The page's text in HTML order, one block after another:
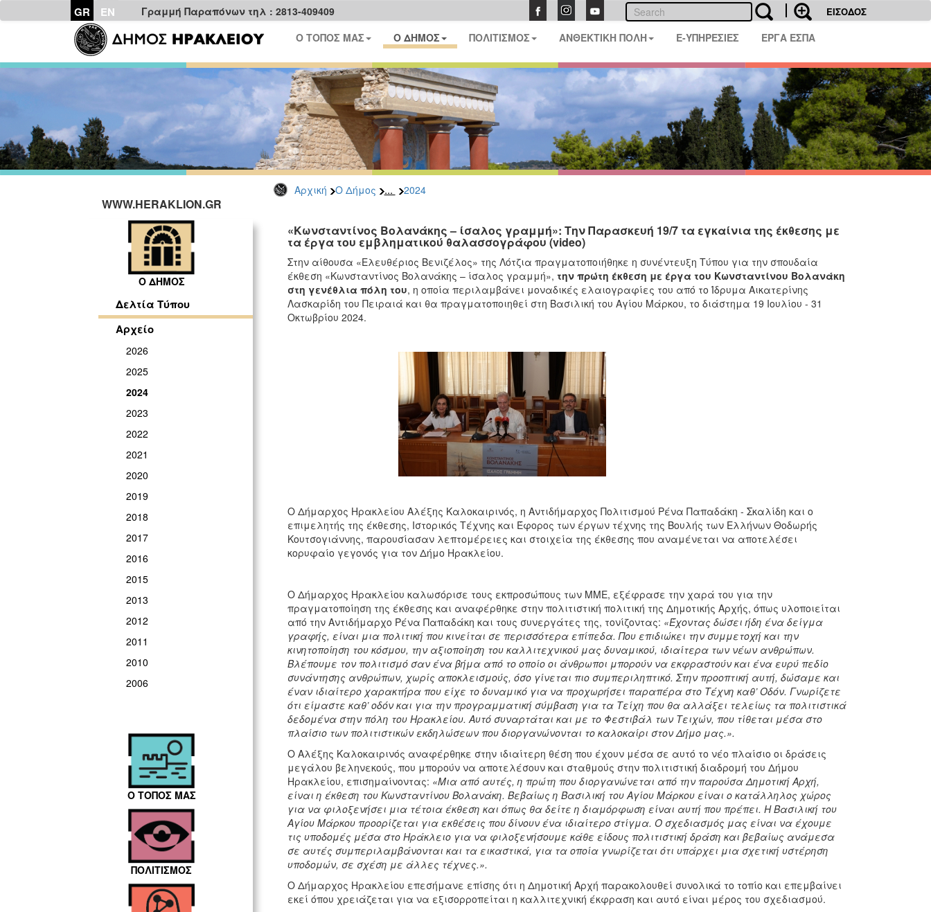
GR EN Γραμμή Παραπόνων τηλ : 2813-409409 ΕΙΣΟΔΟΣ
Ο ΤΟΠΟΣ ΜΑΣ Ο ΔΗΜΟΣ ΠΟΛΙΤΙΣΜΟΣ ΑΝΘΕΚΤΙΚΗ ΠΟΛΗ E-ΥΠΗΡΕΣΙΕΣ ΕΡΓΑ ΕΣΠΑ
Αρχική Ο Δήμος ... 2024
WWW.HERAKLION.GR
Ο ΔΗΜΟΣ
Δελτία Τύπου
Αρχείο
2026
2025
2024
2023
2022
2021
2020
2019
2018
2017
2016
2015
2013
2012
2011
2010
2006
Ο ΤΟΠΟΣ ΜΑΣ
ΠΟΛΙΤΙΣΜΟΣ
«Κωνσταντίνος Βολανάκης – ίσαλος γραμμή»: Την Παρασκευή 19/7 τα εγκαίνια της έκθεσης με
τα έργα του εμβληματικού θαλασσογράφου (video)
Στην αίθουσα «Ελευθέριος Βενιζέλος» της Λότζια πραγματοποιήθηκε η συνέντευξη Τύπου για την σπουδαία
έκθεση «Κωνσταντίνος Βολανάκης – ίσαλος γραμμή», την πρώτη έκθεση με έργα του Κωνσταντίνου Βολανάκη
στη γενέθλια πόλη του, η οποία περιλαμβάνει μοναδικές ελαιογραφίες του από το Ίδρυμα Αικατερίνης
Λασκαρίδη του Πειραιά και θα πραγματοποιηθεί στη Βασιλική του Αγίου Μάρκου, το διάστημα 19 Ιουλίου - 31
Οκτωβρίου 2024.
Ο Δήμαρχος Ηρακλείου Αλέξης Καλοκαιρινός, η Αντιδήμαρχος Πολιτισμού Ρένα Παπαδάκη - Σκαλίδη και ο
επιμελητής της έκθεσης, Ιστορικός Τέχνης και Έφορος των έργων τέχνης της Βουλής των Ελλήνων Θοδωρής
Κουτσογιάννης, παρουσίασαν λεπτομέρειες και στοιχεία της έκθεσης που αναμένεται να αποτελέσει
κορυφαίο γεγονός για τον Δήμο Ηρακλείου.
Ο Δήμαρχος Ηρακλείου καλωσόρισε τους εκπροσώπους των ΜΜΕ, εξέφρασε την χαρά του για την
πραγματοποίηση της έκθεσης και αναφέρθηκε στην πολιτιστική πολιτική της Δημοτικής Αρχής, όπως υλοποιείται
από την Αντιδήμαρχο Ρένα Παπαδάκη και τους συνεργάτες της, τονίζοντας: «Έχοντας δώσει ήδη ένα δείγμα
γραφής, είναι μια πολιτική που κινείται σε περισσότερα επίπεδα. Που επιδιώκει την συμμετοχή και την
κινητοποίηση του κόσμου, την αξιοποίηση του καλλιτεχνικού μας δυναμικού, ιδιαίτερα των νέων ανθρώπων.
Βλέπουμε τον πολιτισμό σαν ένα βήμα από το οποίο οι άνθρωποι μπορούν να εκφραστούν και ένα ευρύ πεδίο
συνάντησης ανθρώπων, χωρίς αποκλεισμούς, όσο γίνεται πιο συμπεριληπτικό. Στην προοπτική αυτή, δώσαμε και
έναν ιδιαίτερο χαρακτήρα που είχε το δυναμικό για να προχωρήσει παραπέρα στο Τέχνη καθ’ Οδόν. Γνωρίζετε
ότι είμαστε καθ’ οδόν και για την προγραμματική σύμβαση για τα Τείχη που θα αλλάξει τελείως τα πολιτιστικά
δεδομένα στην πόλη του Ηρακλείου. Αυτό συναρτάται και με το Φεστιβάλ των Τειχών, που τίθεται μέσα στο
πλαίσιο των πολιτιστικών εκδηλώσεων που διοργανώνονται το καλοκαίρι στον Δήμο μας.».
Ο Αλέξης Καλοκαιρινός αναφέρθηκε στην ιδιαίτερη θέση που έχουν μέσα σε αυτό το νέο πλαίσιο οι δράσεις
μεγάλου βεληνεκούς, που μπορούν να αποτελέσουν και σταθμούς στην πολιτιστική διαδρομή του Δήμου
Ηρακλείου, επισημαίνοντας: «Μια από αυτές, η πρώτη που διοργανώνεται από την παρούσα Δημοτική Αρχή,
είναι η έκθεση του Κωνσταντίνου Βολανάκη. Βεβαίως η Βασιλική του Αγίου Μάρκου είναι ο κατάλληλος χώρος
για να φιλοξενήσει μια τέτοια έκθεση και όπως θα δείτε η διαμόρφωση είναι αυτή που πρέπει. Η Βασιλική του
Αγίου Μάρκου προορίζεται για εκθέσεις που δίνουν ένα ιδιαίτερο στίγμα. Ο σχεδιασμός μας είναι να έχουμε
τις υποδομές μέσα στο Ηράκλειο για να φιλοξενήσουμε κάθε είδους πολιτιστική δράση και βεβαίως ανάμεσα
σε αυτές συμπεριλαμβάνονται και τα εικαστικά, για τα οποία γνωρίζεται ότι υπάρχει μια σχετική υστέρηση
υποδομών, σε σχέση με άλλες τέχνες.».
Ο Δήμαρχος Ηρακλείου επεσήμανε επίσης ότι η Δημοτική Αρχή παρακολουθεί συνολικά το τοπίο και επεμβαίνει
εκεί όπου χρειάζεται για να εξισορροπείται η καλλιτεχνική έκφραση και αυτό είναι μέρος του σχεδιασμού.